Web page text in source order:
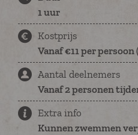
1 uur
Kostprijs
Vanaf €11 per persoon
Aantal deelnemers
Vanaf 2 personen
Extra info
Kunnen zwemmen